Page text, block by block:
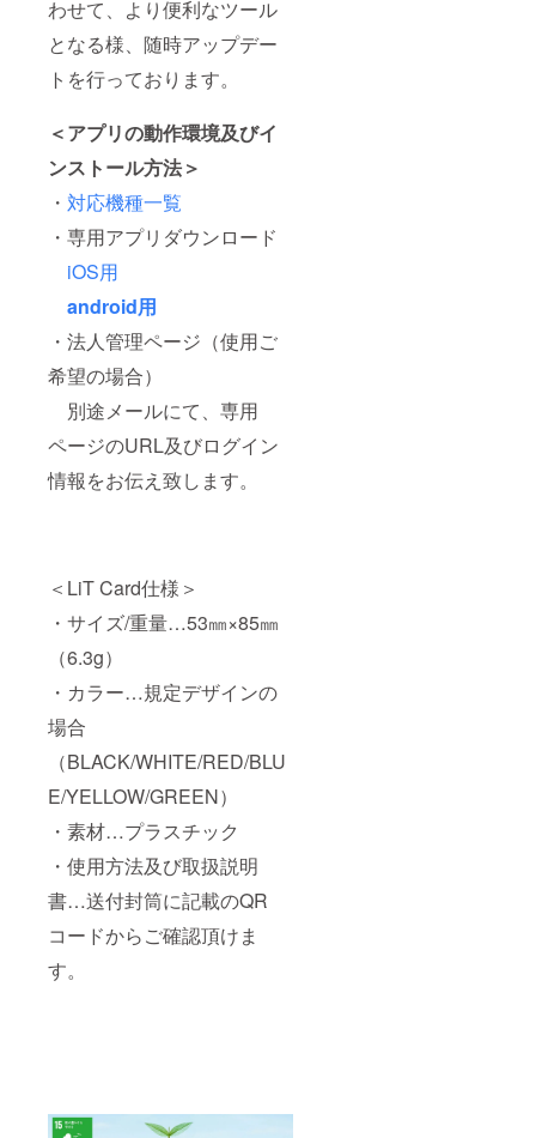
わせて、より便利なツール
となる様、随時アップデー
トを行っております。
＜アプリの動作環境及びイ
ンストール方法＞
・ 対応機種一覧
・専用アプリダウンロード
iOS用
android用
・法人管理ページ（使用ご
希望の場合）
別途メールにて、専用
ページのURL及びログイン
情報をお伝え致します。
＜LiT Card仕様＞
・サイズ/重量…53㎜×85㎜
（6.3g）
・カラー…規定デザインの
場合
（BLACK/WHITE/RED/BLU
E/YELLOW/GREEN）
・素材…プラスチック
・使用方法及び取扱説明
書…送付封筒に記載のQR
コードからご確認頂けま
す。